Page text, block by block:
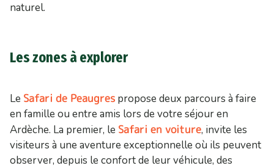
naturel.
Les zones à explorer
Le Safari de Peaugres propose deux parcours à faire
en famille ou entre amis lors de votre séjour en
Ardèche. La premier, le Safari en voiture, invite les
visiteurs à une aventure exceptionnelle où ils peuvent
observer, depuis le confort de leur véhicule, des